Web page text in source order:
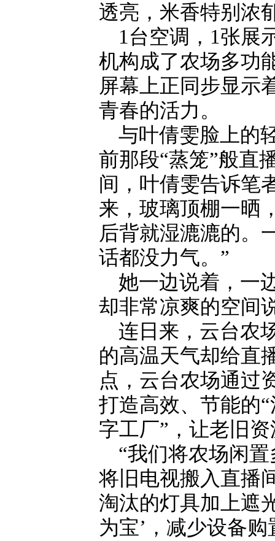
透亮，米香特别浓
1台空调，1张展
机构成了农场多功
屏幕上正同步显示
青春的活力。
与叶倩雯脸上的
前那段“蒸笼”般直
间，叶倩雯告诉笔
来，玻璃顶棚一晒
后背就湿漉漉的。
话都没力气。”
她一边说着，一
却非常凉爽的空间
连日来，云台农
的高温天气却给直
点，云台农场通过
打造高效、节能的
字工厂”，让老旧
“我们将农场闲
将旧电视搬入直播
淘汰的灯具加上遮
为宝’，减少设备